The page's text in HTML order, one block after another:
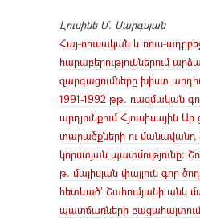
Լուսինե Մ. Սարգսյան
Հայ-ռուսական և ռուս-
հարաբերություններում
զարգացումները խիստ
1991-1992 թթ. ռազմական
արդյունքում Հյուսիսային
տարածքների ու մանավանդ
կորստյան պատմությունը։
թ. մայիսյան փայլուն գոր
հետևած՝ Շահումյանի անկ
պատճառների